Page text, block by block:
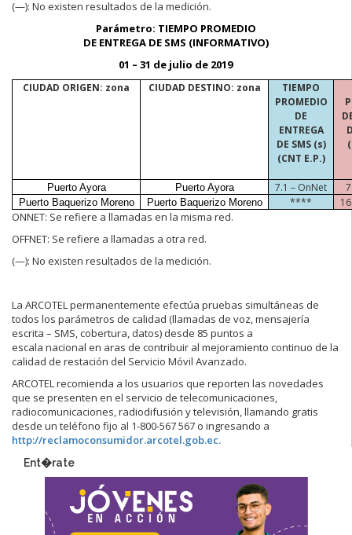
(—): No existen resultados de la medición.
Parámetro: TIEMPO PROMEDIO
DE ENTREGA DE SMS (INFORMATIVO)
01 – 31 de julio de 2019
CIUDAD ORIGEN: zona CIUDAD DESTINO: zona
TIEMPO
PROMEDIO
DE
ENTREGA
DE SMS (s)
(CNT E.P.)
Puerto Ayora Puerto Ayora 7.1 – OnNet
Puerto Baquerizo Moreno Puerto Baquerizo Moreno ****
ONNET: Se refiere a llamadas en la misma red.
OFFNET: Se refiere a llamadas a otra red.
(—): No existen resultados de la medición.
La ARCOTEL permanentemente efectúa pruebas simultáneas de
todos los parámetros de calidad (llamadas de voz, mensajería
escrita – SMS, cobertura, datos) desde 85 puntos a
escala nacional en aras de contribuir al mejoramiento continuo de la
calidad de restación del Servicio Móvil Avanzado.
ARCOTEL recomienda a los usuarios que reporten las novedades
que se presenten en el servicio de telecomunicaciones,
radiocomunicaciones, radiodifusión y televisión, llamando gratis
desde un teléfono fijo al 1-800-567 567 o ingresando a
http://reclamoconsumidor.arcotel.gob.ec.
Ent�rate